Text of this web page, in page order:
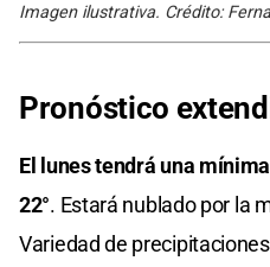
Imagen ilustrativa. Crédito:
Pronóstico
El lunes tendrá una
22°. Estará nublado por la
Variedad de